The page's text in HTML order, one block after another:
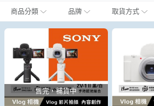
商品分類 品牌 取貨方式
售完，補貨中